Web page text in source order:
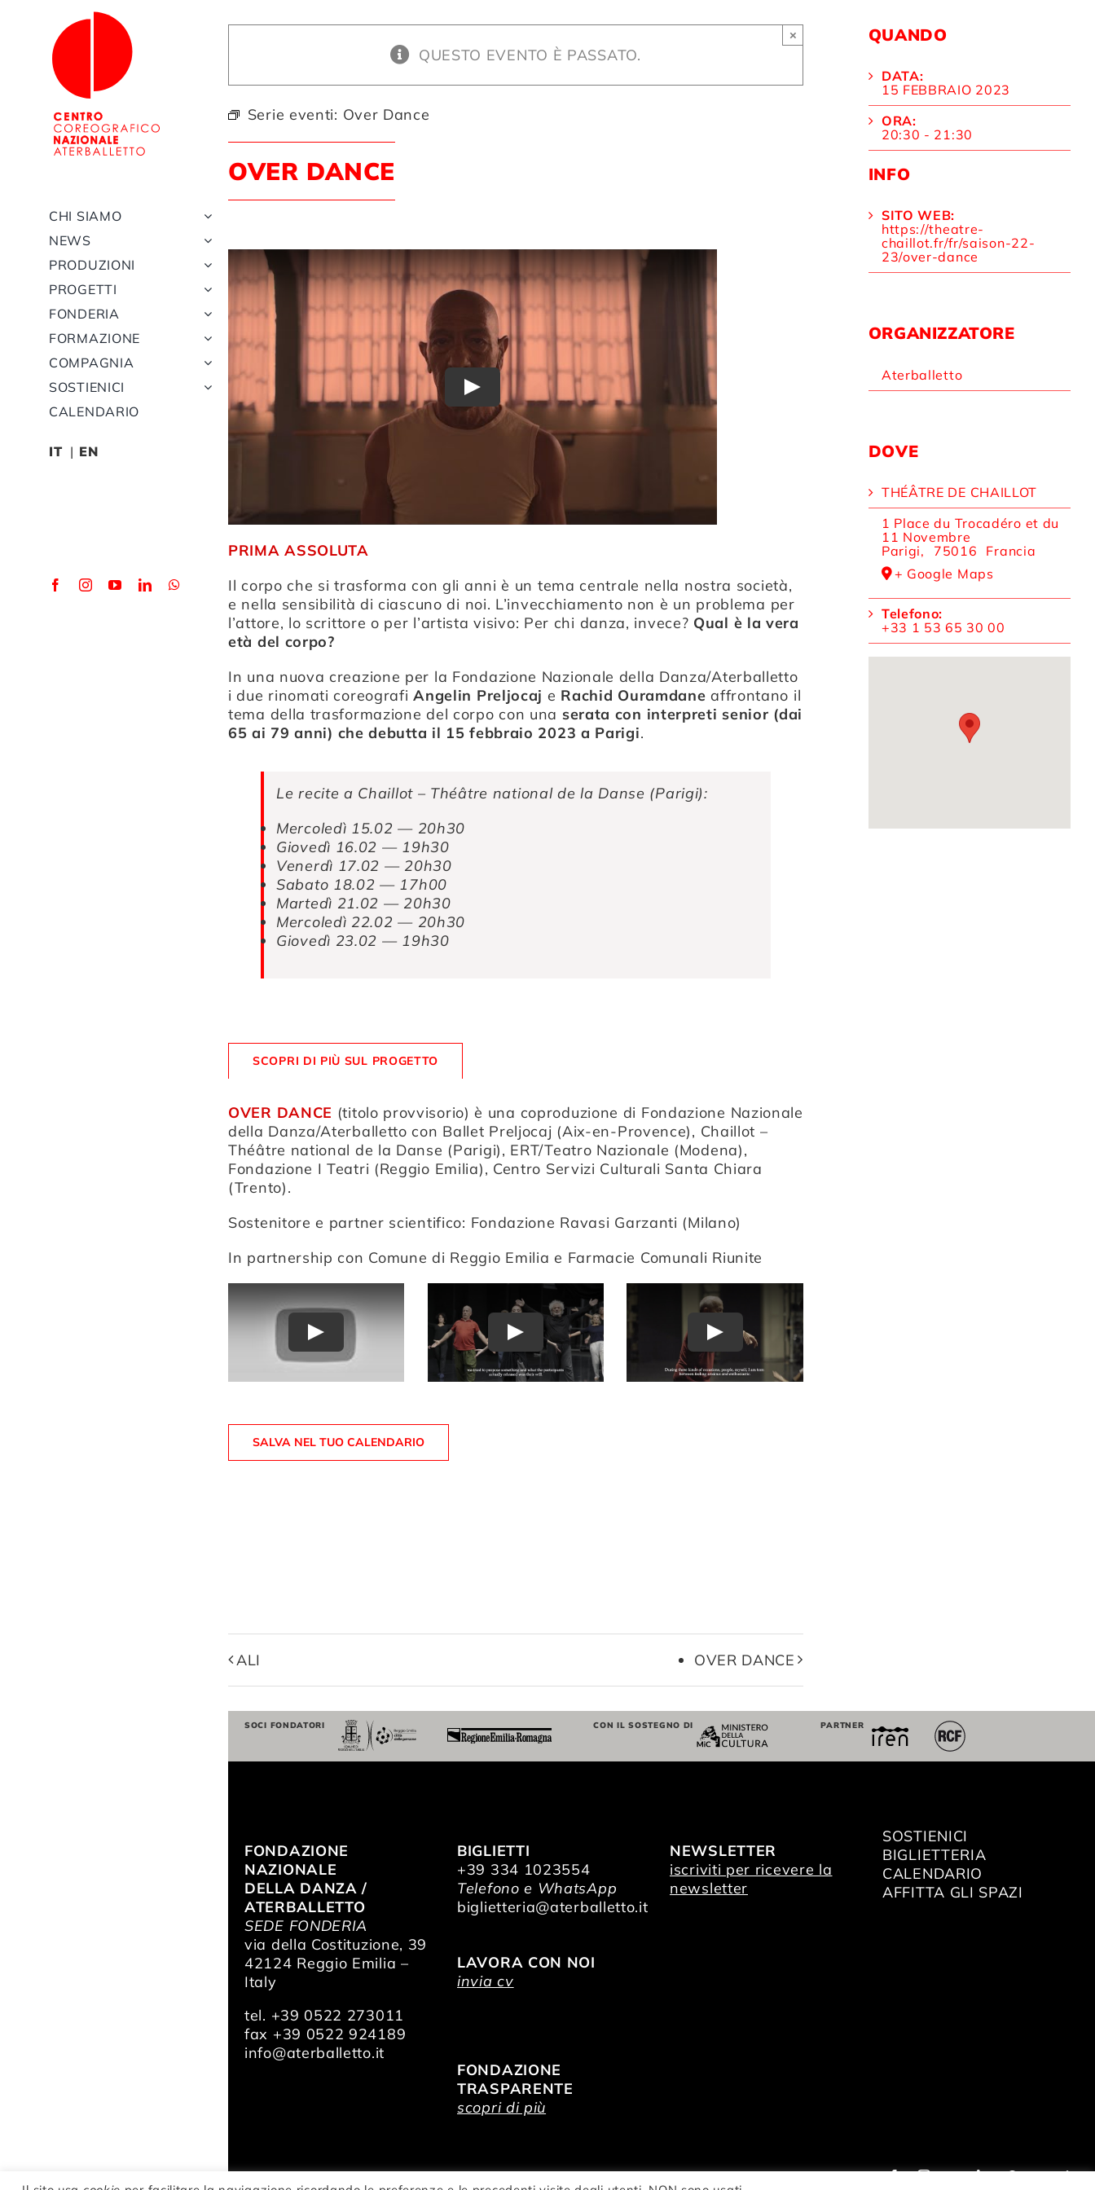
contenuto
CHI SIAMO
NEWS
PRODUZIONI
PROGETTI
FONDERIA
FORMAZIONE
COMPAGNIA
SOSTIENICI
CALENDARIO
IT EN
QUESTO EVENTO È PASSATO.
×
Serie eventi: Over Dance
OVER DANCE
Play
PRIMA ASSOLUTA
Il corpo che si trasforma con gli anni è un tema centrale nella nostra società,
e nella sensibilità di ciascuno di noi. L’invecchiamento non è un problema per
l’attore, lo scrittore o per l’artista visivo: Per chi danza, invece? Qual è la vera
età del corpo?
In una nuova creazione per la Fondazione Nazionale della Danza/Aterballetto
i due rinomati coreografiAngelin Preljocaj e Rachid Ouramdane affrontano il
tema della trasformazione del corpo con una serata con interpreti senior (dai
65 ai 79 anni) che debutta il 15 febbraio 2023 a Parigi.
Le recite a Chaillot – Théâtre national de la Danse (Parigi):
Mercoledì 15.02 — 20h30
Giovedì 16.02 — 19h30
Venerdì 17.02 — 20h30
Sabato 18.02 — 17h00
Martedì 21.02 — 20h30
Mercoledì 22.02 — 20h30
Giovedì 23.02 — 19h30
SCOPRI DI PIÙ SUL PROGETTO
OVER DANCE (titolo provvisorio) è una coproduzione di Fondazione Nazionale
della Danza/Aterballetto con Ballet Preljocaj (Aix-en-Provence), Chaillot –
Théâtre national de la Danse (Parigi), ERT/Teatro Nazionale (Modena),
Fondazione I Teatri (Reggio Emilia), Centro Servizi Culturali Santa Chiara
(Trento).
Sostenitore e partner scientifico: Fondazione Ravasi Garzanti (Milano)
In partnership con Comune di Reggio Emilia e Farmacie Comunali Riunite
Play Play Play
SALVA NEL TUO CALENDARIO
ALI OVER DANCE
QUANDO
DATA:
15 FEBBRAIO 2023
ORA:
20:30 - 21:30
INFO
SITO WEB:
https://theatre-
chaillot.fr/fr/saison-22-
23/over-dance
ORGANIZZATORE
Aterballetto
DOVE
THÉÂTRE DE CHAILLOT
1 Place du Trocadéro et du
11 Novembre
Parigi, 75016
Francia
+ Google Maps
Telefono:
+33 1 53 65 30 00
SOCI FONDATORI CON IL SOSTEGNO DI PARTNER
FONDAZIONE
NAZIONALE
DELLA DANZA /
ATERBALLETTO
SEDE FONDERIA
via della Costituzione, 39
42124 Reggio Emilia –
Italy
tel. +39 0522 273011
fax +39 0522 924189
info@aterballetto.it
BIGLIETTI
+39 334 1023554
Telefono e WhatsApp
biglietteria@aterballetto.it
LAVORA CON NOI
invia cv
FONDAZIONE
TRASPARENTE
scopri di più
NEWSLETTER
iscriviti per ricevere la
newsletter
SOSTIENICI
BIGLIETTERIA
CALENDARIO
AFFITTA GLI SPAZI